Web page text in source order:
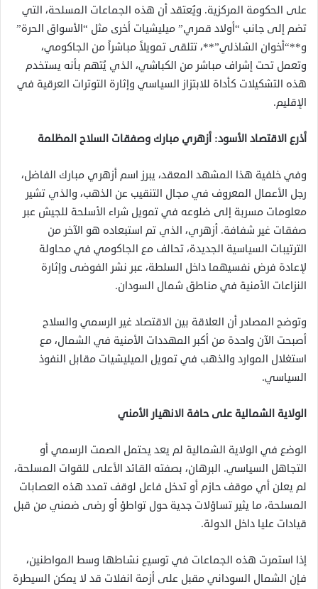
على الحكومة المركزية. ويُعتقد أن هذه الجماعات المسلحة، التي
تضم إلى جانب “أولاد قمري” ميليشيات أخرى مثل “الأسواق الحرة”
و**“أخوان الشاذلي”**، تتلقى تمويلاً مباشراً من الجاكومي،
وتعمل تحت إشراف مباشر من الكباشي، الذي يُتهم بأنه يستخدم
هذه التشكيلات كأداة للابتزاز السياسي وإثارة التوترات العرقية في
الإقليم.
أذرع الاقتصاد الأسود: أزهري مبارك وصفقات السلاح المظلمة
وفي خلفية هذا المشهد المعقد، يبرز اسم أزهري مبارك الفاضل،
رجل الأعمال المعروف في مجال التنقيب عن الذهب، والذي تشير
معلومات مسربة إلى ضلوعه في تمويل شراء الأسلحة للجيش عبر
صفقات غير شفافة. أزهري، الذي تم استبعاده هو الآخر من
الترتيبات السياسية الجديدة، تحالف مع الجاكومي في محاولة
لإعادة فرض نفسيهما داخل السلطة، عبر نشر الفوضى وإثارة
النزاعات الأمنية في مناطق شمال السودان.
وتوضح المصادر أن العلاقة بين الاقتصاد غير الرسمي والسلاح
أصبحت الآن واحدة من أكبر المهددات الأمنية في الشمال، مع
استغلال الموارد والذهب في تمويل الميليشيات مقابل النفوذ
السياسي.
الولاية الشمالية على حافة الانهيار الأمني
الوضع في الولاية الشمالية لم يعد يحتمل الصمت الرسمي أو
التجاهل السياسي. البرهان، بصفته القائد الأعلى للقوات المسلحة،
لم يعلن أي موقف حازم أو تدخل فاعل لوقف تمدد هذه العصابات
المسلحة، ما يثير تساؤلات جدية حول تواطؤ أو رضى ضمني من قبل
قيادات عليا داخل الدولة.
إذا استمرت هذه الجماعات في توسيع نشاطها وسط المواطنين،
فإن الشمال السوداني مقبل على أزمة انفلات قد لا يمكن السيطرة